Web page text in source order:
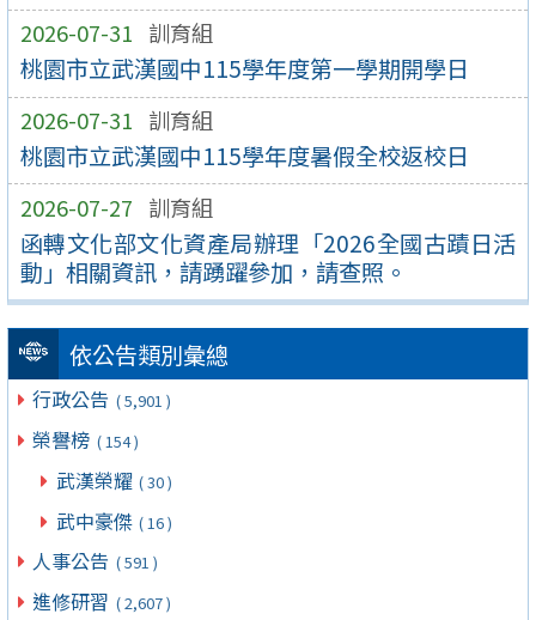
2026-07-31 訓育組
桃園市立武漢國中115學年度第一學期開學日
2026-07-31 訓育組
桃園市立武漢國中115學年度暑假全校返校日
2026-07-27 訓育組
函轉文化部文化資產局辦理「2026全國古蹟日活
動」相關資訊，請踴躍參加，請查照。
依公告類別彙總
行政公告 ( 5,901 )
榮譽榜 ( 154 )
武漢榮耀 ( 30 )
武中豪傑 ( 16 )
人事公告 ( 591 )
進修研習 ( 2,607 )